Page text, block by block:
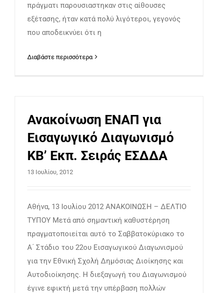
πράγματι παρουσιαστηκαν στις αίθουσες
εξέτασης, ήταν κατά πολύ λιγότεροι, γεγονός
που αποδεικνύει ότι η
Διαβάστε περισσότερα
Ανακοίνωση ΕΝΑΠ για
Εισαγωγικό Διαγωνισμό
ΚΒ’ Εκπ. Σειράς ΕΣΔΔΑ
13 Ιουλίου, 2012
Αθήνα, 13 Ιουλίου 2012 ΑΝΑΚΟΙΝΩΣΗ – ΔΕΛΤΙΟ
ΤΥΠΟΥ Μετά από σημαντική καθυστέρηση
πραγματοποιείται αυτό το Σαββατοκύριακο το
Α΄ Στάδιο του 22ου Εισαγωγικού Διαγωνισμού
για την Εθνική Σχολή Δημόσιας Διοίκησης και
Αυτοδιοίκησης. Η διεξαγωγή του Διαγωνισμού
έγινε εφικτή μετά την υπέρβαση πολλών